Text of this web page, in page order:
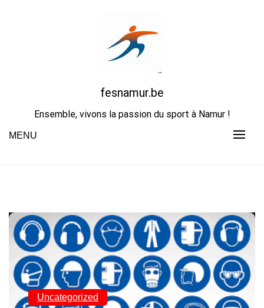
fesnamur.be
Ensemble, vivons la passion du sport à Namur !
MENU
Uncategorized